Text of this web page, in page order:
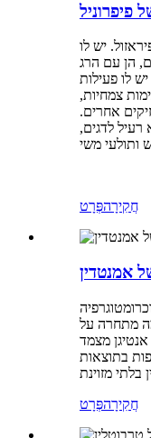
פיפרוניל
יש לו
הן עם הרג
לו פעילות
צמחיות,
אחרים.
רעיל לדגים,
חֲקִירָהפְּרָט
אמנטדין
מתחרה על
אנטיגן מצמד
בתוצאות
חֲקִירָהפְּרָט